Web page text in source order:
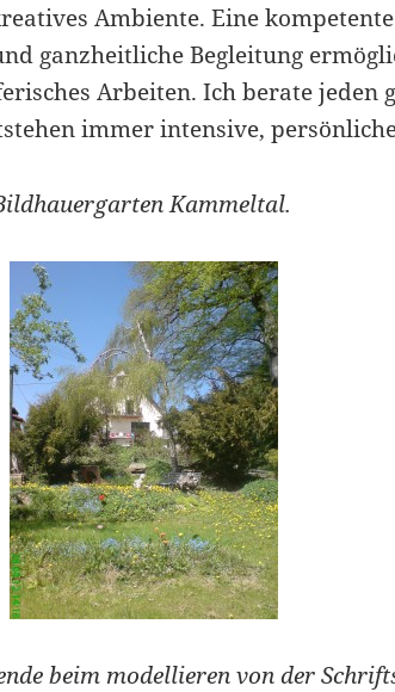
Ambiente. Eine
ganzheitliche Begleitung
Arbeiten. Ich berate jeden
immer intensive,
Kammeltal.
beim modellieren von der